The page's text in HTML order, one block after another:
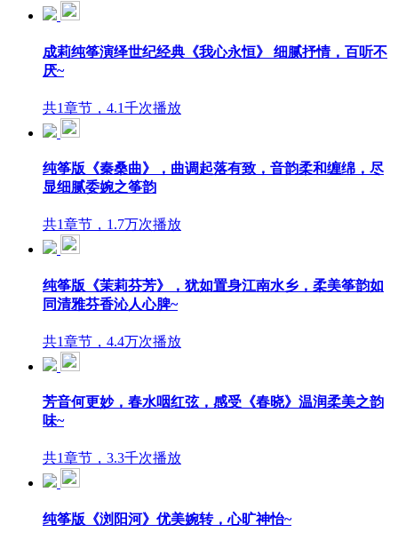
成莉纯筝演绎世纪经典《我心永恒》 细腻抒情，百听不
厌~
共1章节，4.1千次播放
纯筝版《秦桑曲》，曲调起落有致，音韵柔和缠绵，尽
显细腻委婉之筝韵
共1章节，1.7万次播放
纯筝版《茉莉芬芳》，犹如置身江南水乡，柔美筝韵如
同清雅芬香沁人心脾~
共1章节，4.4万次播放
芳音何更妙，春水咽红弦，感受《春晓》温润柔美之韵
味~
共1章节，3.3千次播放
纯筝版《浏阳河》优美婉转，心旷神怡~